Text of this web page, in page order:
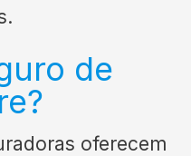
de
oferecem